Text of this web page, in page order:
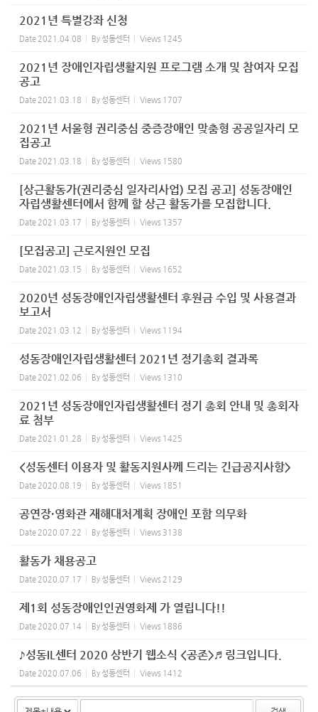
2021년 특별강좌 신청
Date 2021.04.08 By성동센터 Views 1245
2021년 장애인자립생활지원 프로그램 소개 및 참여자 모집
공고
Date 2021.03.18 By성동센터 Views 1707
2021년 서울형 권리중심 중증장애인 맞춤형 공공일자리 모
집공고
Date 2021.03.18 By성동센터 Views 1580
[상근활동가(권리중심 일자리사업) 모집 공고] 성동장애인
자립생활센터에서 함께 할 상근 활동가를 모집합니다.
Date 2021.03.17 By성동센터 Views 1357
[모집공고] 근로지원인 모집
Date 2021.03.15 By성동센터 Views 1652
2020년 성동장애인자립생활센터 후원금 수입 및 사용결과
보고서
Date 2021.03.12 By성동센터 Views 1194
성동장애인자립생활센터 2021년 정기총회 결과록
Date 2021.02.06 By성동센터 Views 1310
2021년 성동장애인자립생활센터 정기 총회 안내 및 총회자
료 첨부
Date 2021.01.28 By성동센터 Views 1425
<성동센터 이용자 및 활동지원사께 드리는 긴급공지사항>
Date 2020.08.19 By성동센터 Views 1851
공연장·영화관 재해대처계획 장애인 포함 의무화
Date 2020.07.22 By성동센터 Views 3138
활동가 채용공고
Date 2020.07.17 By성동센터 Views 2129
제1회 성동장애인인권영화제 가 열립니다!!
Date 2020.07.14 By성동센터 Views 1886
♪성동IL센터 2020 상반기 웹소식 <공존>♬ 링크입니다.
Date 2020.07.06 By성동센터 Views 1412